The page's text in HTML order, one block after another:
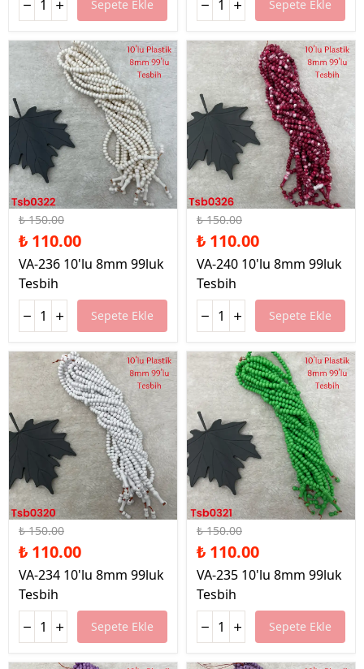
Sepete Ekle Sepete Ekle
%27 İndirim
₺ 150.00
₺ 110.00
VA-236 10'lu 8mm 99luk
Tesbih
Sepete Ekle
%27 İndirim
₺ 150.00
₺ 110.00
VA-240 10'lu 8mm 99luk
Tesbih
Sepete Ekle
%27 İndirim
₺ 150.00
₺ 110.00
VA-234 10'lu 8mm 99luk
Tesbih
Sepete Ekle
%27 İndirim
₺ 150.00
₺ 110.00
VA-235 10'lu 8mm 99luk
Tesbih
Sepete Ekle